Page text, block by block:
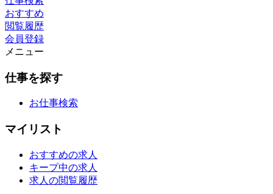
おすすめ
閲覧履歴
会員登録
メニュー
仕事を探す
お仕事検索
マイリスト
おすすめの求人
キープ中の求人
求人の閲覧履歴